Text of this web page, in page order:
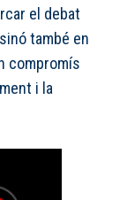
el debat
també en
compromís
i la